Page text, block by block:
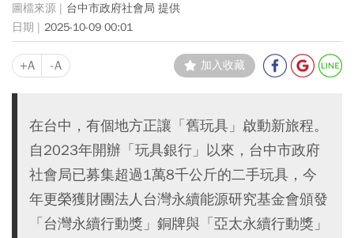
台中市政府社會局 提供
2025-10-09 00:01
+A -A 加入收藏
在台中，有個地方正讓「舊玩具」啟動新旅程。
自2023年開辦「玩具銀行」以來，台中市政府
社會局已募集超過1萬8千公斤的二手玩具，今
年更榮獲財團法人台灣永續能源研究基金會頒發
「台灣永續行動獎」銅牌與「亞太永續行動獎」